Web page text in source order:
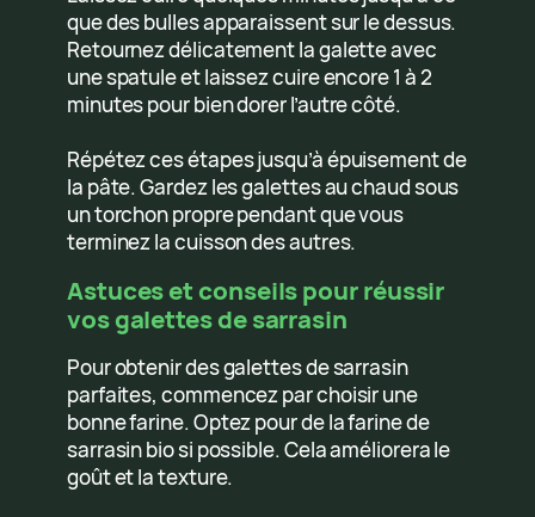
que des bulles apparaissent sur le dessus.
Retournez délicatement la galette avec
une spatule et laissez cuire encore 1 à 2
minutes pour bien dorer l’autre côté.
Répétez ces étapes jusqu’à épuisement de
la pâte. Gardez les galettes au chaud sous
un torchon propre pendant que vous
terminez la cuisson des autres.
Astuces et conseils pour réussir
vos galettes de sarrasin
Pour obtenir des galettes de sarrasin
parfaites, commencez par choisir une
bonne farine. Optez pour de la farine de
sarrasin bio si possible. Cela améliorera le
goût et la texture.